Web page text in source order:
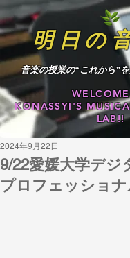
明日の
音楽の授業の“これから”
KONASSYI'S
LAB!!
9/22愛媛大学デジ
プロフェッショ
2024年9月22日